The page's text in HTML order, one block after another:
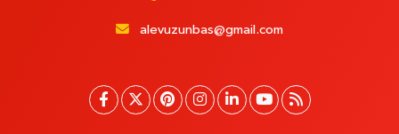
alevuzunbas@gmail.com